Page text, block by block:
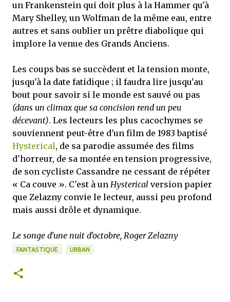
un Frankenstein qui doit plus à la Hammer qu'à
Mary Shelley, un Wolfman de la même eau, entre
autres et sans oublier un prêtre diabolique qui
implore la venue des Grands Anciens.
Les coups bas se succèdent et la tension monte,
jusqu'à la date fatidique ; il faudra lire jusqu'au
bout pour savoir si le monde est sauvé ou pas
(dans un climax que sa concision rend un peu
décevant). Les lecteurs les plus cacochymes se
souviennent peut-être d'un film de 1983 baptisé
Hysterical, de sa parodie assumée des films
d'horreur, de sa montée en tension progressive,
de son cycliste Cassandre ne cessant de répéter
« Ca couve ». C'est à un Hysterical version papier
que Zelazny convie le lecteur, aussi peu profond
mais aussi drôle et dynamique.
Le songe d'une nuit d'octobre, Roger Zelazny
FANTASTIQUE URBAN